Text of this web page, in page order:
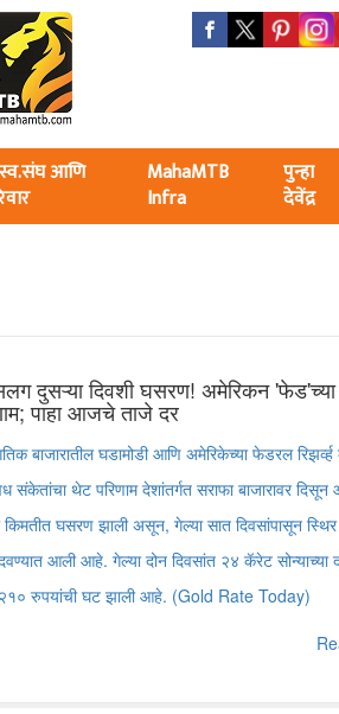
आणि
MahaMTB
Infra
पुन्हा
देवेंद्र
सलग दुसऱ्या दिवशी घसरण! अमेरिकन
पाहा आजचे ताजे दर
बाजारातील घडामोडी आणि अमेरिकेच्या फेडरल
संकेतांचा थेट परिणाम देशांतर्गत सराफा बाजारावर
किमतीत घसरण झाली असून, गेल्या सात दिवसांपासून
आली आहे. गेल्या दोन दिवसांत २४ कॅरेट सोन्याच्या
रुपयांची घट झाली आहे. (Gold Rate Today)